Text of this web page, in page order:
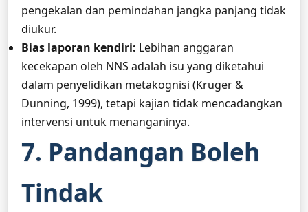
pengekalan dan pemindahan jangka panjang tidak
diukur.
Bias laporan kendiri: Lebihan anggaran
kecekapan oleh NNS adalah isu yang diketahui
dalam penyelidikan metakognisi (Kruger &
Dunning, 1999), tetapi kajian tidak mencadangkan
intervensi untuk menanganinya.
7. Pandangan Boleh
Tindak